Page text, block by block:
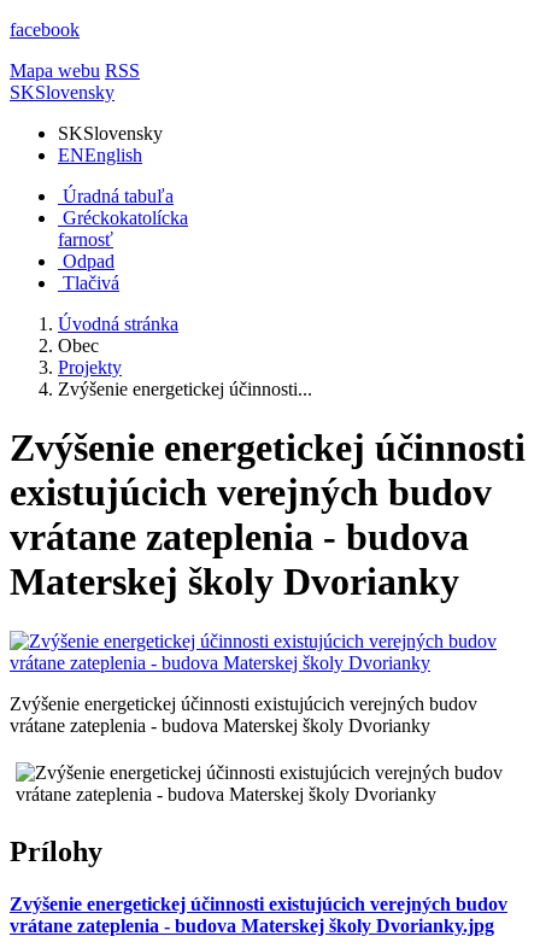
facebook
Mapa webu RSS
SKSlovensky
SKSlovensky
ENEnglish
Úradná tabuľa
Gréckokatolícka
farnosť
Odpad
Tlačivá
Úvodná stránka
Obec
Projekty
Zvýšenie energetickej účinnosti...
Zvýšenie energetickej účinnosti
existujúcich verejných budov
vrátane zateplenia - budova
Materskej školy Dvorianky
Zvýšenie energetickej účinnosti existujúcich verejných budov
vrátane zateplenia - budova Materskej školy Dvorianky
Prílohy
Zvýšenie energetickej účinnosti existujúcich verejných budov
vrátane zateplenia - budova Materskej školy Dvorianky.jpg